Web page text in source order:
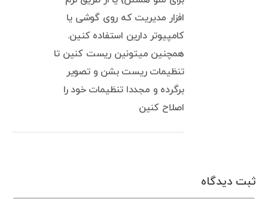
افزار مدیریت که روی گوشی یا
کامپیوتر دارین استفاده کنین.
همچنین میتونین ریست کنین تا
تنظیمات ریست بشن و تصویر
برگرده و مجددا تنظیمات خود را
اصلاح کنین
ثبت ديدگاه